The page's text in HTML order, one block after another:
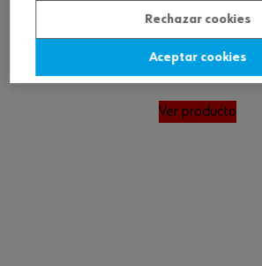
Punta TX con orificio de 10 mm
Ver producto
Rechazar cookies
Aceptar cookies